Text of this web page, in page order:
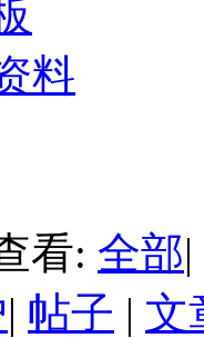
料
看: 全部|
| 帖子 | 文